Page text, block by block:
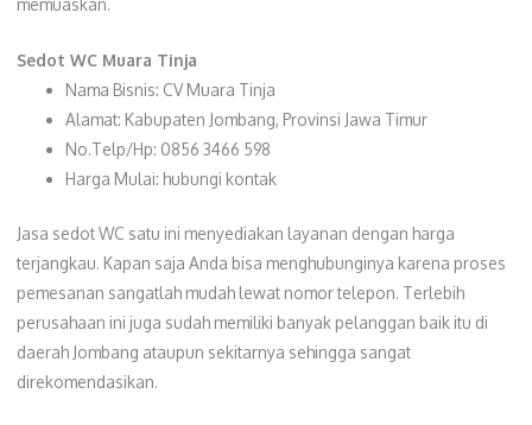
memuaskan.
Sedot WC Muara Tinja
Nama Bisnis: CV Muara Tinja
Alamat: Kabupaten Jombang, Provinsi Jawa Timur
No.Telp/Hp: 0856 3466 598
Harga Mulai: hubungi kontak
Jasa sedot WC satu ini menyediakan layanan dengan harga
terjangkau. Kapan saja Anda bisa menghubunginya karena proses
pemesanan sangatlah mudah lewat nomor telepon. Terlebih
perusahaan ini juga sudah memiliki banyak pelanggan baik itu di
daerah Jombang ataupun sekitarnya sehingga sangat
direkomendasikan.